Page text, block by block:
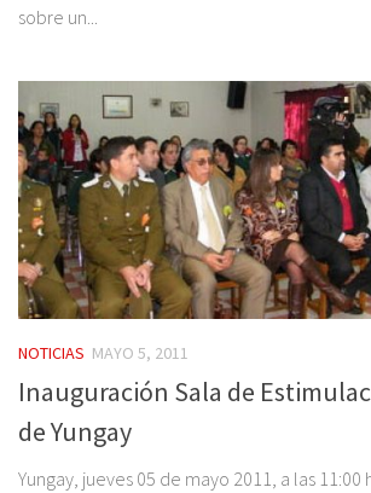
sobre un...
NOTICIAS MAYO 5, 2011
Inauguración Sala de
de Yungay
Yungay, jueves 05 de mayo 2011, a las 11:00